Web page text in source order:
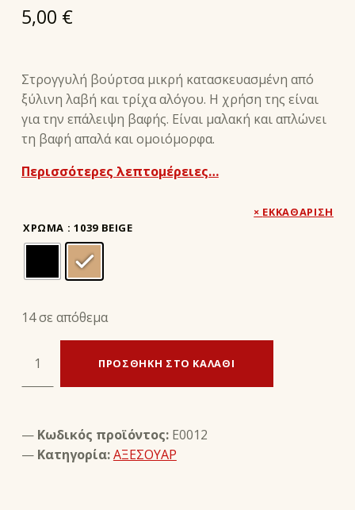
5,00 €
Στρογγυλή βούρτσα μικρή κατασκευασμένη από
ξύλινη λαβή και τρίχα αλόγου. Η χρήση της είναι
για την επάλειψη βαφής. Είναι μαλακή και απλώνει
τη βαφή απαλά και ομοιόμορφα.
Περισσότερες λεπτομέρειες…
ΧΡΏΜΑ : 1039 BEIGE
ΕΚΚΑΘΆΡΙΣΗ
14 σε απόθεμα
ΜΙΚΡΗ ΒΟΥΡΤΣΑ ΕΠΑΛΕΙΨΗΣ ΣΤΡΟΓΓΥΛΗ ποσότητα
ΠΡΟΣΘΉΚΗ ΣΤΟ ΚΑΛΆΘΙ
Κωδικός προϊόντος: E0012
Κατηγορία:ΑΞΕΣΟΥΑΡ